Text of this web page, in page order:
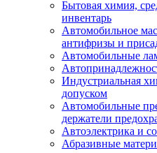
Бытовая химия,
инвентарь
Автомобильное
антифризы и
Автомобильные
Индустриальная
допуском
Автомобильные
держатели
Автоэлектрика и
Абразивные